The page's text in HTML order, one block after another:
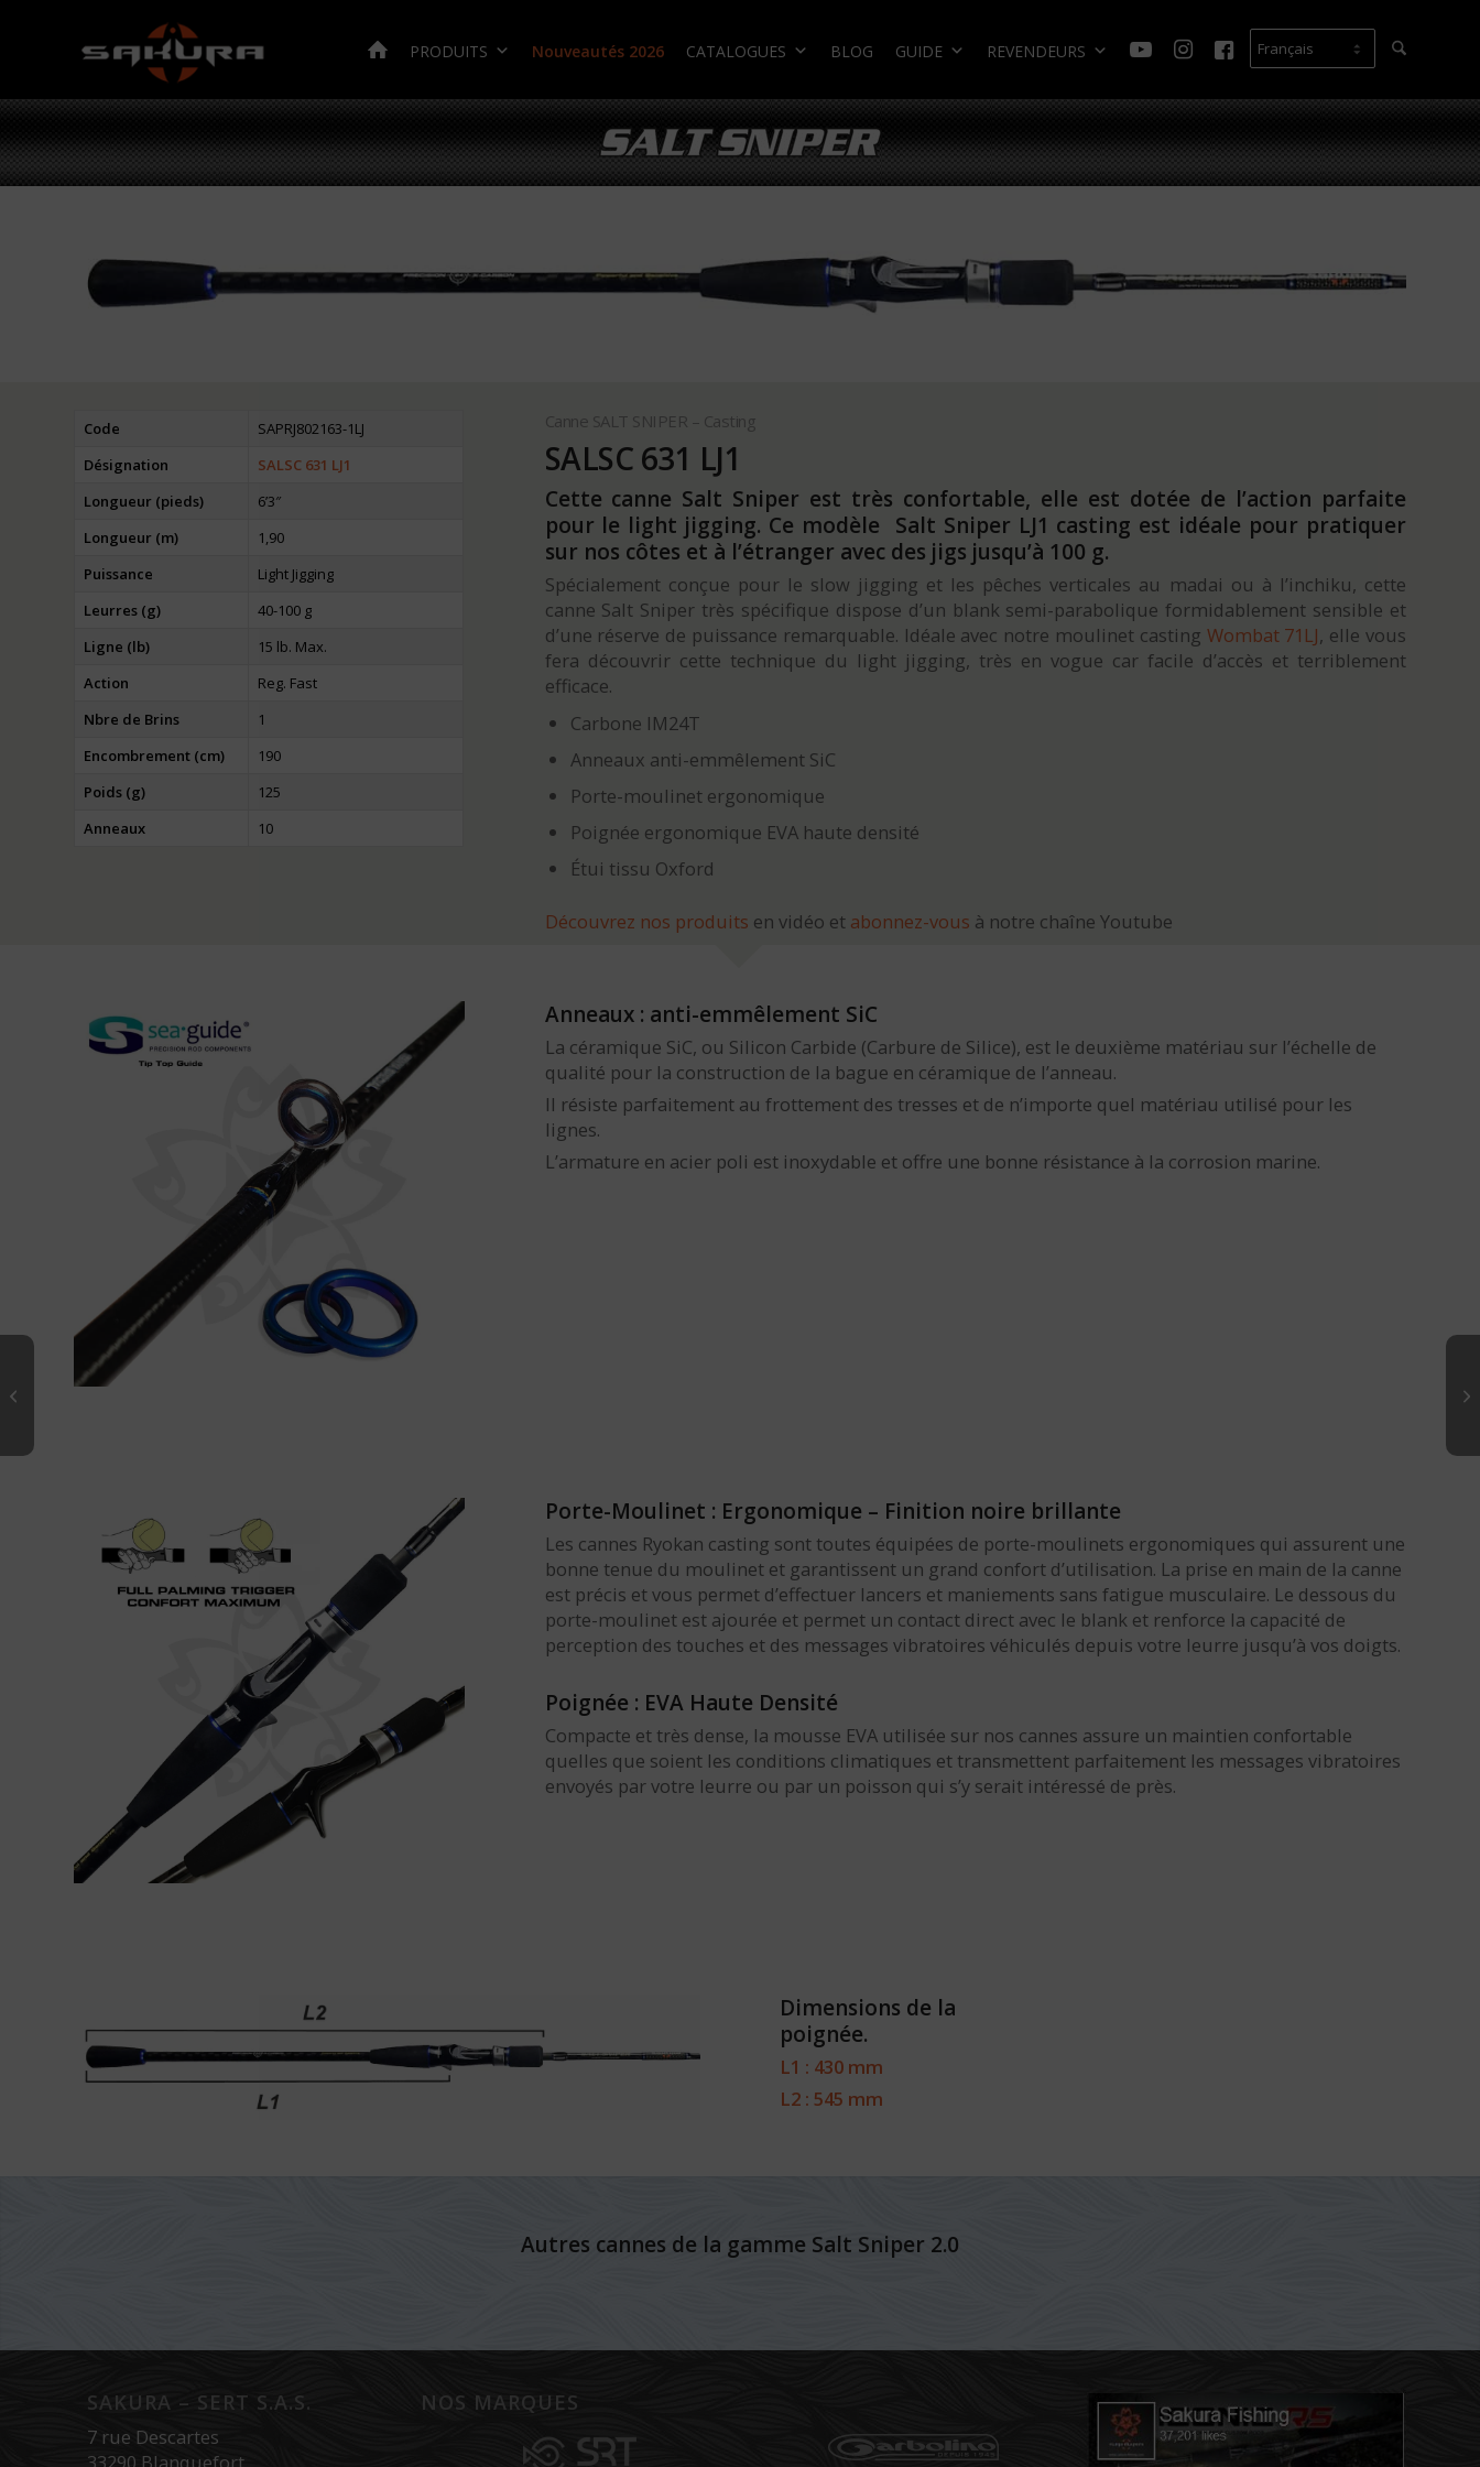
PRODUITS Nouveautés 2026 CATALOGUES BLOG GUIDE REVENDEURS
Code
SAPRJ802163-1LJ
Désignation
SALSC 631 LJ1
Longueur (pieds)
6’3″
Longueur (m)
1,90
Puissance
Light Jigging
Leurres (g)
40-100 g
Ligne (lb)
15 lb. Max.
Action
Reg. Fast
Nbre de Brins
1
Encombrement (cm)
190
Poids (g)
125
Anneaux
10
Canne SALT SNIPER – Casting
SALSC 631 LJ1
Cette canne Salt Sniper est très confortable, elle est dotée de l’action parfaite
pour le light jigging. Ce modèle Salt Sniper LJ1 casting est idéale pour pratiquer
sur nos côtes et à l’étranger avec des jigs jusqu’à 100 g.
Spécialement conçue pour le slow jigging et les pêches verticales au madai ou à l’inchiku, cette
canne Salt Sniper très spécifique dispose d’un blank semi-parabolique formidablement sensible et
d’une réserve de puissance remarquable. Idéale avec notre moulinet casting Wombat 71LJ, elle vous
fera découvrir cette technique du light jigging, très en vogue car facile d’accès et terriblement
efficace.
Carbone IM24T
Anneaux anti-emmêlement SiC
Porte-moulinet ergonomique
Poignée ergonomique EVA haute densité
Étui tissu Oxford
Découvrez nos produits en vidéo et abonnez-vous à notre chaîne Youtube
Anneaux : anti-emmêlement SiC
La céramique SiC, ou Silicon Carbide (Carbure de Silice), est le deuxième matériau sur l’échelle de
qualité pour la construction de la bague en céramique de l’anneau.
Il résiste parfaitement au frottement des tresses et de n’importe quel matériau utilisé pour les
lignes.
L’armature en acier poli est inoxydable et offre une bonne résistance à la corrosion marine.
Porte-Moulinet : Ergonomique – Finition noire brillante
Les cannes Ryokan casting sont toutes équipées de porte-moulinets ergonomiques qui assurent une
bonne tenue du moulinet et garantissent un grand confort d’utilisation. La prise en main de la canne
est précis et vous permet d’effectuer lancers et maniements sans fatigue musculaire. Le dessous du
porte-moulinet est ajourée et permet un contact direct avec le blank et renforce la capacité de
perception des touches et des messages vibratoires véhiculés depuis votre leurre jusqu’à vos doigts.
Poignée : EVA Haute Densité
Compacte et très dense, la mousse EVA utilisée sur nos cannes assure un maintien confortable
quelles que soient les conditions climatiques et transmettent parfaitement les messages vibratoires
envoyés par votre leurre ou par un poisson qui s’y serait intéressé de près.
Dimensions de la
poignée.
L1 : 430 mm
L2 : 545 mm
Autres cannes de la gamme Salt Sniper 2.0
SAKURA – SERT S.A.S.
7 rue Descartes
33290 Blanquefort
NOS MARQUES